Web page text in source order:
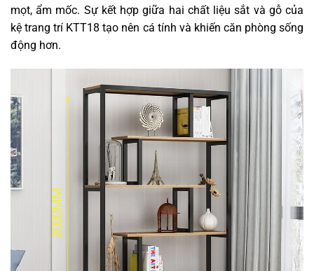
mọt, ẩm mốc. Sự kết hợp giữa hai chất liệu sắt và gỗ của
kệ trang trí KTT18 tạo nên cá tính và khiến căn phòng sống
động hơn.